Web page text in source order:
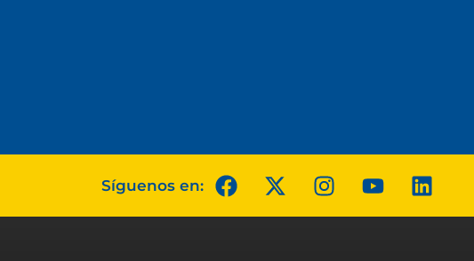
Síguenos en: